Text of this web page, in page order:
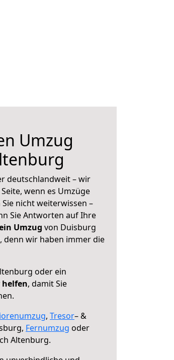
Umzug
deutschlandweit – wir
wenn es Umzüge
nicht weiterwissen –
Sie Antworten auf Ihre
Umzug von Duisburg
denn wir haben immer die
oder ein
, damit Sie
, Tresor– &
Fernumzug oder
Altenburg.